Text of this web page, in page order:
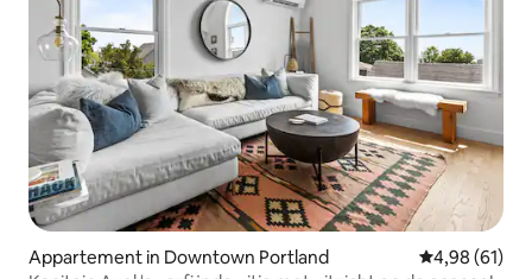
Appartement in Downtown Portland Gemiddelde
4,98 (61)